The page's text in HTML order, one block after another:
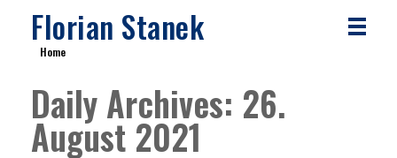
Florian Stanek
Home
Daily Archives: 26.
August 2021